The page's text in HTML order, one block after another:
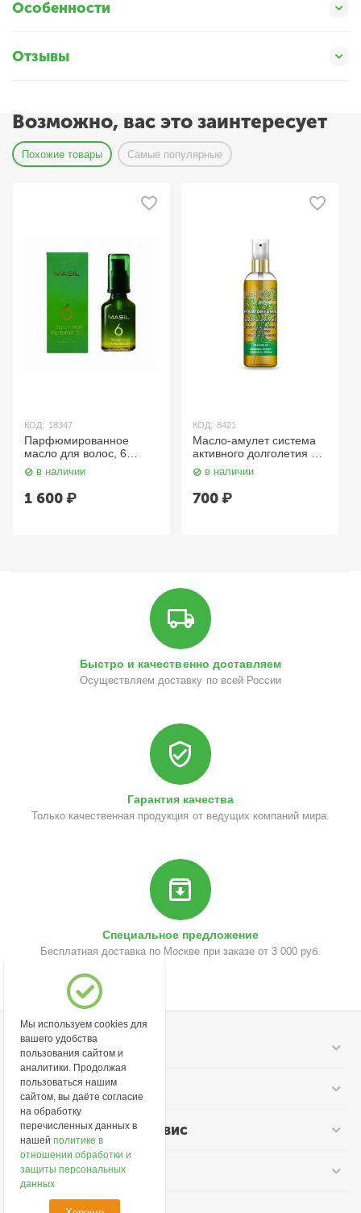
Особенности
Отзывы
Возможно, вас это заинтересует
Похожие товары Самые популярные
КОД: 18347
Парфюмированное
масло для волос, 6
Salon Hair Perfume Oil 60
мл. Masil
в наличии
1 600₽
КОД: 8421
Масло-амулет система
активного долголетия и
здоровья волос 100 мл.
Nexxt
в наличии
700₽
Быстро и качественно доставляем
Осуществляем доставку по всей России
Гарантия качества
Только качественная продукция от ведущих компаний мира.
Специальное предложение
Бесплатная доставка по Москве при заказе от 3 000 руб.
Моя учетная запись
Информация
Покупательский сервис
Контакты
Мы используем cookies для
вашего удобства
пользования сайтом и
аналитики. Продолжая
пользоваться нашим
сайтом, вы даёте согласие
на обработку
перечисленных данных в
нашейполитике в
отношении обработки и
защиты персональных
данных